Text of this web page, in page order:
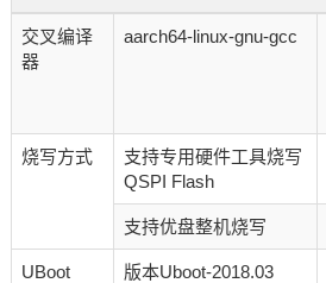
交叉编译
器
aarch64-linux-gnu-gcc
烧写方式
支持专用硬件工具烧写
QSPI Flash
支持优盘整机烧写
UBoot 版本Uboot-2018.03